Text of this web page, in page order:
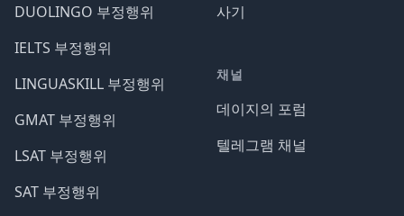
DUOLINGO 부정행위
IELTS 부정행위
LINGUASKILL 부정행위
GMAT 부정행위
LSAT 부정행위
SAT 부정행위
사기
채널
데이지의 포럼
텔레그램 채널